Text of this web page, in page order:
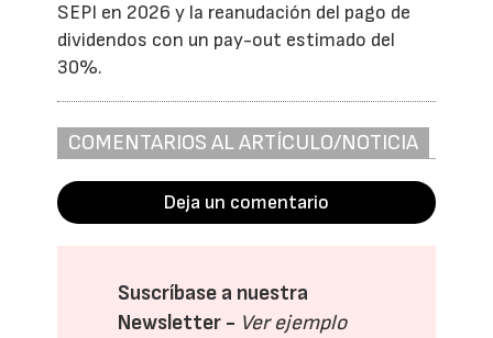
SEPI en 2026 y la reanudación del pago de
dividendos con un pay-out estimado del
30%.
COMENTARIOS AL ARTÍCULO/NOTICIA
Deja un comentario
Suscríbase a nuestra
Newsletter - Ver ejemplo